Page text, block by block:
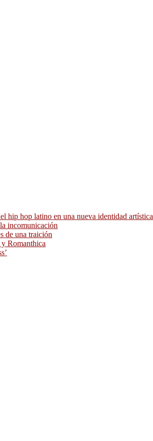
hip hop latino en una nueva identidad artística
incomunicación
de una traición
Romanthica